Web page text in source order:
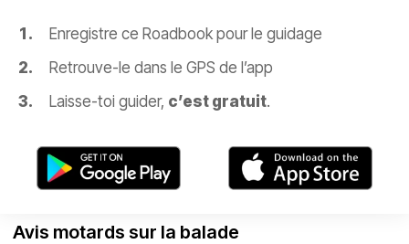
Enregistre ce Roadbook pour le guidage
Retrouve-le dans le GPS de l’app
Laisse-toi guider, c’est gratuit.
Avis motards sur la balade